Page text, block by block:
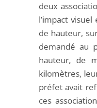
deux
l’impact
de hauteur,
demandé au
hauteur, de
kilomètres,
préfet avait
ces